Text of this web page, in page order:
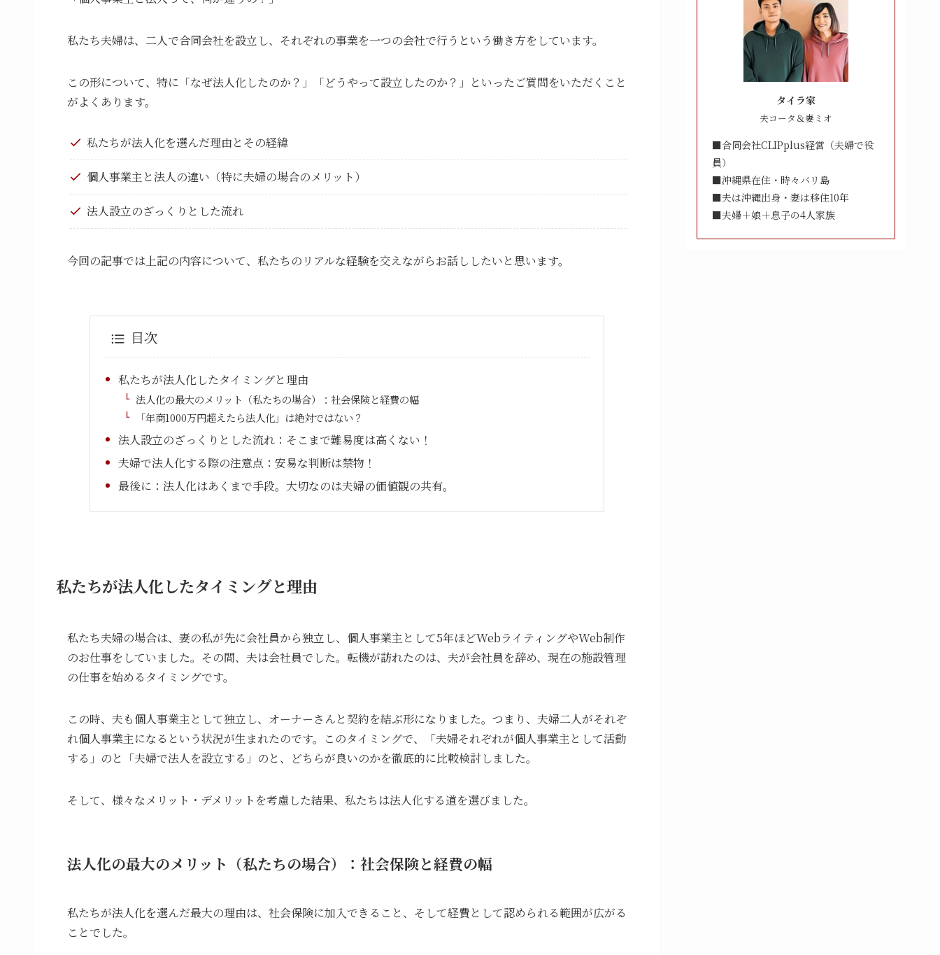
私たち夫婦は、二人で合同会社を設立し、それぞれの事業を一つの会社で行うという働き方をしています。
この形について、特に「なぜ法人化したのか？」「どうやって設立したのか？」といったご質問をいただくこと
がよくあります。
私たちが法人化を選んだ理由とその経緯
個人事業主と法人の違い（特に夫婦の場合のメリット）
法人設立のざっくりとした流れ
今回の記事では上記の内容について、私たちのリアルな経験を交えながらお話ししたいと思います。
目次
私たちが法人化したタイミングと理由
法人化の最大のメリット（私たちの場合）：社会保険と経費の幅
「年商1000万円超えたら法人化」は絶対ではない？
法人設立のざっくりとした流れ：そこまで難易度は高くない！
夫婦で法人化する際の注意点：安易な判断は禁物！
最後に：法人化はあくまで手段。大切なのは夫婦の価値観の共有。
私たちが法人化したタイミングと理由
私たち夫婦の場合は、妻の私が先に会社員から独立し、個人事業主として5年ほどWebライティングやWeb制作
のお仕事をしていました。その間、夫は会社員でした。転機が訪れたのは、夫が会社員を辞め、現在の施設管理
の仕事を始めるタイミングです。
この時、夫も個人事業主として独立し、オーナーさんと契約を結ぶ形になりました。つまり、夫婦二人がそれぞ
れ個人事業主になるという状況が生まれたのです。このタイミングで、「夫婦それぞれが個人事業主として活動
する」のと「夫婦で法人を設立する」のと、どちらが良いのかを徹底的に比較検討しました。
そして、様々なメリット・デメリットを考慮した結果、私たちは法人化する道を選びました。
法人化の最大のメリット（私たちの場合）：社会保険と経費の幅
私たちが法人化を選んだ最大の理由は、社会保険に加入できること、そして経費として認められる範囲が広がる
ことでした。
タイラ家
夫コータ＆妻ミオ
■合同会社CLIPplus経営（夫婦で役
員）
■沖縄県在住・時々バリ島
■夫は沖縄出身・妻は移住10年
■夫婦＋娘＋息子の4人家族